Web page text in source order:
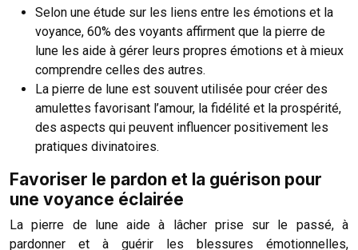
Selon une étude sur les liens entre les émotions et la
voyance, 60% des voyants affirment que la pierre de
lune les aide à gérer leurs propres émotions et à mieux
comprendre celles des autres.
La pierre de lune est souvent utilisée pour créer des
amulettes favorisant l’amour, la fidélité et la prospérité,
des aspects qui peuvent influencer positivement les
pratiques divinatoires.
Favoriser le pardon et la guérison pour
une voyance éclairée
La pierre de lune aide à lâcher prise sur le passé, à
pardonner et à guérir les blessures émotionnelles,